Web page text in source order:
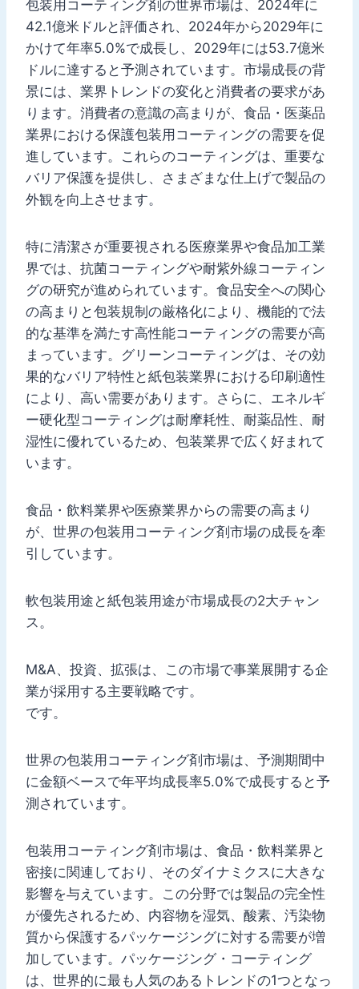
包装用コーティング剤の世界市場は、2024年に
42.1億米ドルと評価され、2024年から2029年に
かけて年率5.0%で成長し、2029年には53.7億米
ドルに達すると予測されています。市場成長の背
景には、業界トレンドの変化と消費者の要求があ
ります。消費者の意識の高まりが、食品・医薬品
業界における保護包装用コーティングの需要を促
進しています。これらのコーティングは、重要な
バリア保護を提供し、さまざまな仕上げで製品の
外観を向上させます。
特に清潔さが重要視される医療業界や食品加工業
界では、抗菌コーティングや耐紫外線コーティン
グの研究が進められています。食品安全への関心
の高まりと包装規制の厳格化により、機能的で法
的な基準を満たす高性能コーティングの需要が高
まっています。グリーンコーティングは、その効
果的なバリア特性と紙包装業界における印刷適性
により、高い需要があります。さらに、エネルギ
ー硬化型コーティングは耐摩耗性、耐薬品性、耐
湿性に優れているため、包装業界で広く好まれて
います。
食品・飲料業界や医療業界からの需要の高まり
が、世界の包装用コーティング剤市場の成長を牽
引しています。
軟包装用途と紙包装用途が市場成長の2大チャン
ス。
M&A、投資、拡張は、この市場で事業展開する企
業が採用する主要戦略です。
です。
世界の包装用コーティング剤市場は、予測期間中
に金額ベースで年平均成長率5.0%で成長すると予
測されています。
包装用コーティング剤市場は、食品・飲料業界と
密接に関連しており、そのダイナミクスに大きな
影響を与えています。この分野では製品の完全性
が優先されるため、内容物を湿気、酸素、汚染物
質から保護するパッケージングに対する需要が増
加しています。パッケージング・コーティング
は、世界的に最も人気のあるトレンドの1つとなっ